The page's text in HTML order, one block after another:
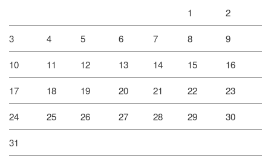
1 2
3 4 5 6 7 8 9
10 11 12 13 14 15 16
17 18 19 20 21 22 23
24 25 26 27 28 29 30
31